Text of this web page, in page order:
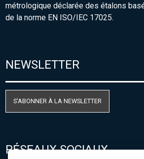
métrologique déclarée des étalons
de la norme EN ISO/IEC 17025.
NEWSLETTER
S'ABONNER À LA NEWSLETTER
RÉSEAUX SOCIAUX